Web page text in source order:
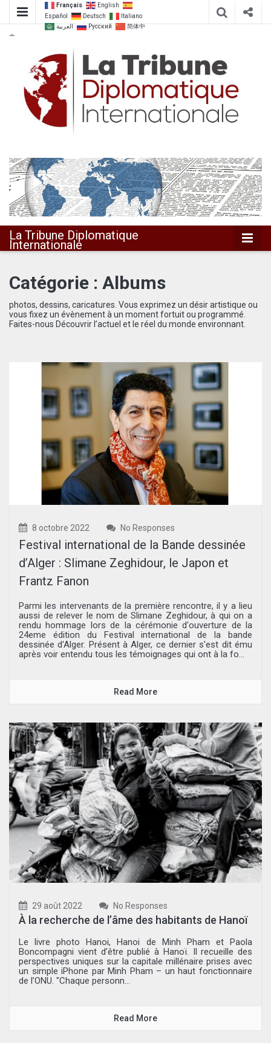
Français
English
Español
Deutsch
Italiano
العربية
Русский
简体中
文
La Tribune
Diplomatique
Internationale
La Tribune Diplomatique
Internationale
Catégorie : Albums
photos, dessins, caricatures. Vous exprimez un désir artistique ou
vous fixez un évènement à un moment fortuit ou programmé.
Faites-nous Découvrir l’actuel et le réel du monde environnant.
8 octobre 2022 No Responses
Festival international de la Bande dessinée
d’Alger : Slimane Zeghidour, le Japon et
Frantz Fanon
Parmi les intervenants de la première rencontre, il y a lieu
aussi de relever le nom de Slimane Zeghidour, à qui on a
rendu hommage lors de la cérémonie d'ouverture de la
24eme édition du Festival international de la bande
dessinée d'Alger. Présent à Alger, ce dernier s'est dit ému
après voir entendu tous les témoignages qui ont à la fo...
Read More
29 août 2022 No Responses
À la recherche de l’âme des habitants de Hanoï
Le livre photo Hanoi, Hanoi de Minh Pham et Paola
Boncompagni vient d’être publié à Hanoï. Il recueille des
perspectives uniques sur la capitale millénaire prises avec
un simple iPhone par Minh Pham – un haut fonctionnaire
de l’ONU. "Chaque personn...
Read More